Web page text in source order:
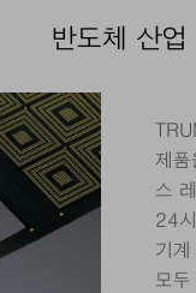
반도체 산업
제
스
24
기
모두